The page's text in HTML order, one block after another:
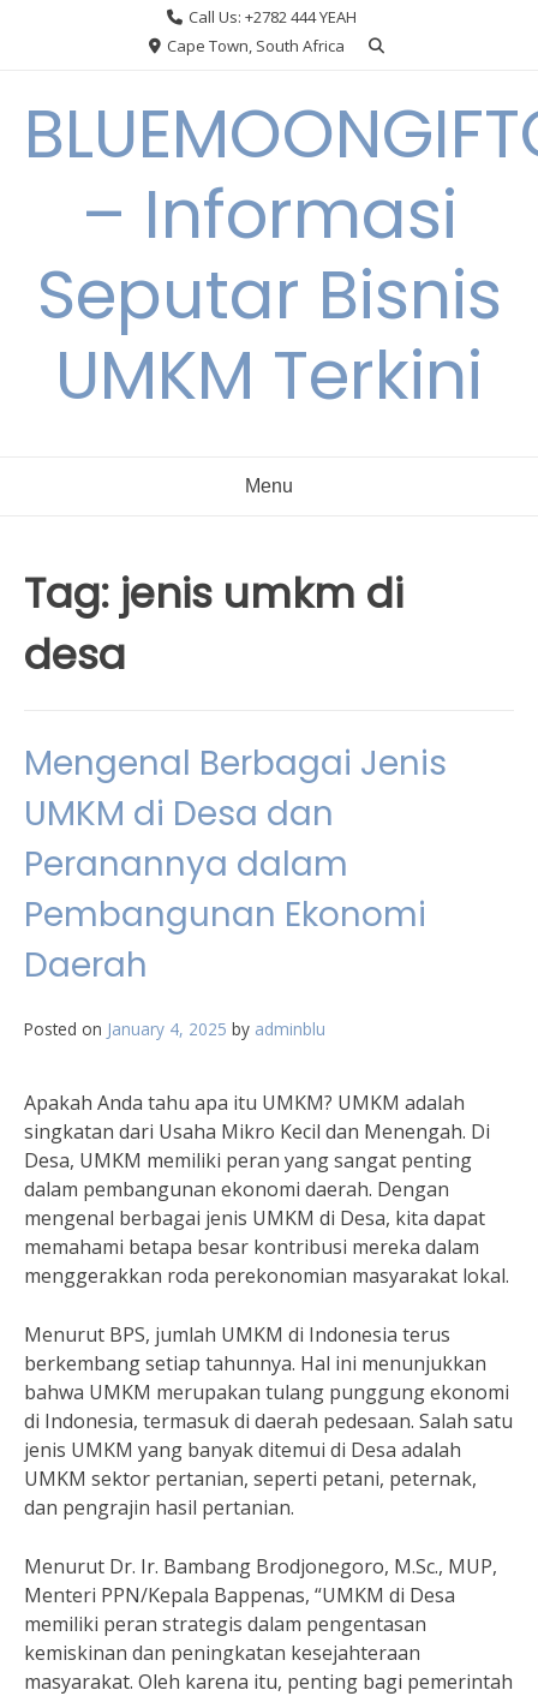
Call Us: +2782 444 YEAH
Cape Town, South Africa
– Informasi
Seputar Bisnis
UMKM Terkini
Menu
Tag: jenis umkm di
desa
Mengenal Berbagai Jenis
UMKM di Desa dan
Peranannya dalam
Pembangunan Ekonomi
Daerah
Posted on January 4, 2025 by adminblu
Apakah Anda tahu apa itu UMKM? UMKM adalah
singkatan dari Usaha Mikro Kecil dan Menengah. Di
Desa, UMKM memiliki peran yang sangat penting
dalam pembangunan ekonomi daerah. Dengan
mengenal berbagai jenis UMKM di Desa, kita dapat
memahami betapa besar kontribusi mereka dalam
menggerakkan roda perekonomian masyarakat lokal.
Menurut BPS, jumlah UMKM di Indonesia terus
berkembang setiap tahunnya. Hal ini menunjukkan
bahwa UMKM merupakan tulang punggung ekonomi
di Indonesia, termasuk di daerah pedesaan. Salah satu
jenis UMKM yang banyak ditemui di Desa adalah
UMKM sektor pertanian, seperti petani, peternak,
dan pengrajin hasil pertanian.
Menurut Dr. Ir. Bambang Brodjonegoro, M.Sc., MUP,
Menteri PPN/Kepala Bappenas, “UMKM di Desa
memiliki peran strategis dalam pengentasan
kemiskinan dan peningkatan kesejahteraan
masyarakat. Oleh karena itu, penting bagi pemerintah